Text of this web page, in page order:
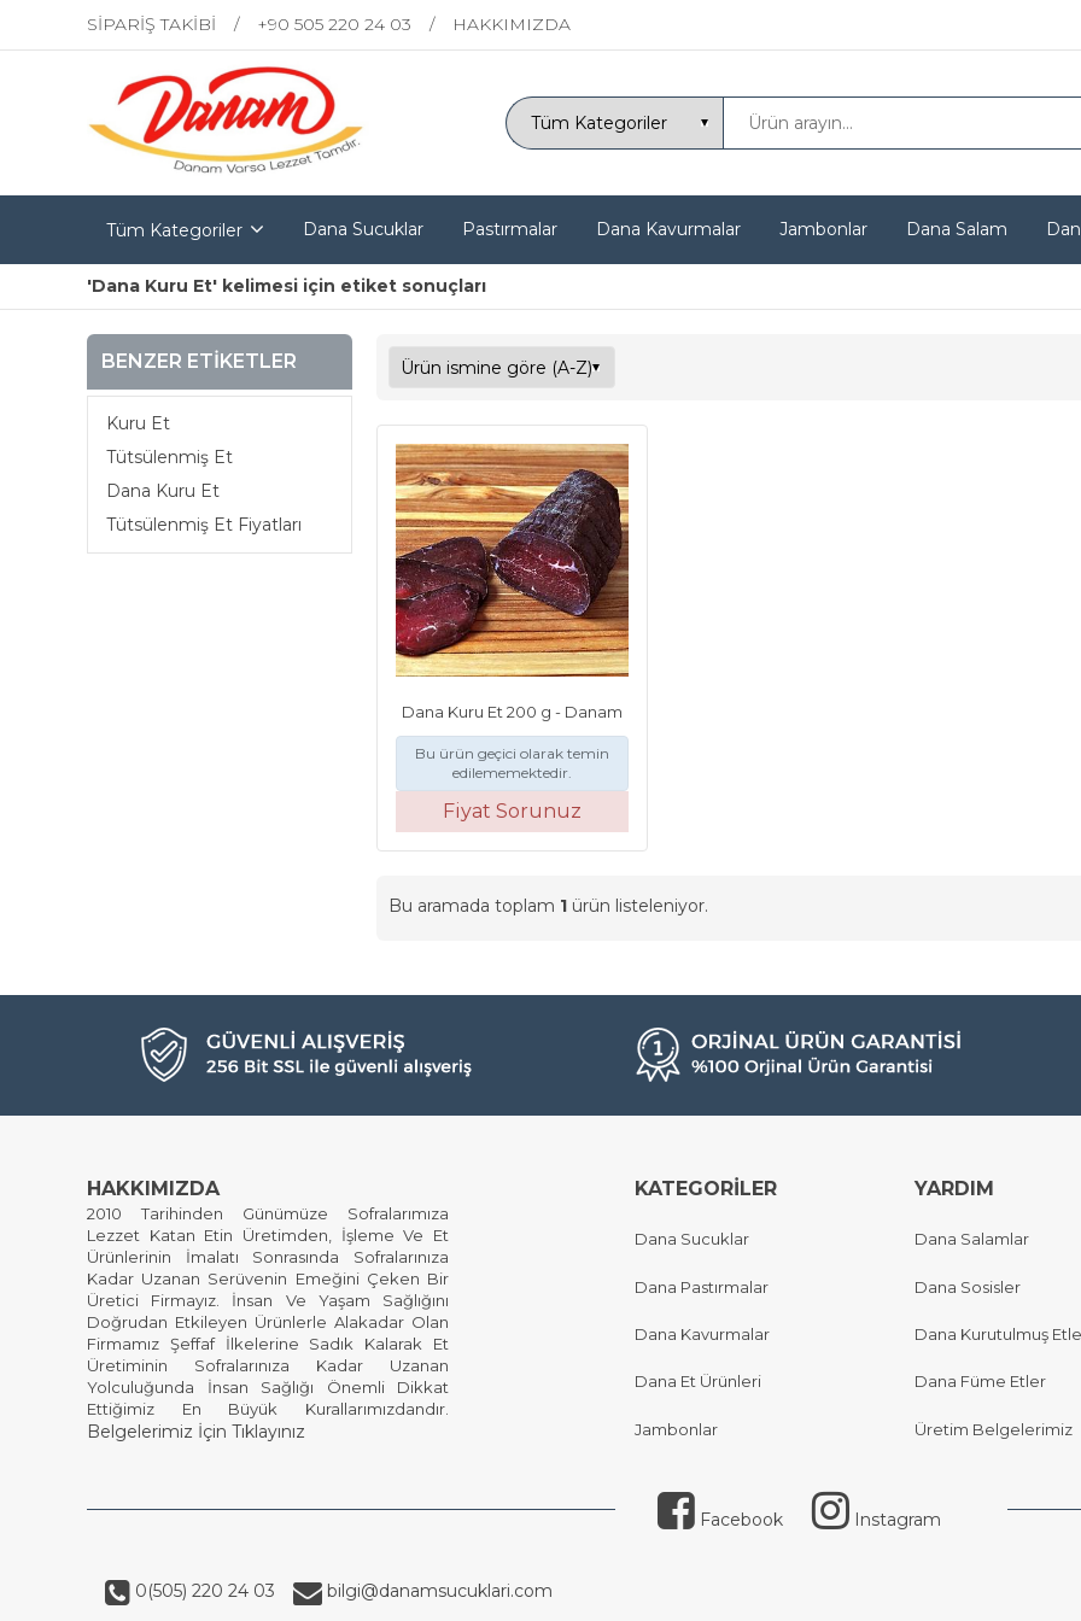
SİPARİŞ TAKİBİ +90 505 220 24 03 HAKKIMIZDA
Tüm Kategoriler Dana Sucuklar Pastırmalar Dana Kavurmalar Jambonlar Dana Salam
'Dana Kuru Et' kelimesi için etiket sonuçları
BENZER ETIKETLER
Kuru Et
Tütsülenmiş Et
Dana Kuru Et
Tütsülenmiş Et Fiyatları
Dana Kuru Et 200 g - Danam
Bu ürün geçici olarak temin
edilememektedir.
Fiyat Sorunuz
Bu aramada toplam 1 ürün listeleniyor.
HAKKIMIZDA
2010 Tarihinden Günümüze Sofralarımıza
Lezzet Katan Etin Üretimden, İşleme Ve Et
Ürünlerinin İmalatı Sonrasında Sofralarınıza
Kadar Uzanan Serüvenin Emeğini Çeken Bir
Üretici Firmayız. İnsan Ve Yaşam Sağlığını
Doğrudan Etkileyen Ürünlerle Alakadar Olan
Firmamız Şeffaf İlkelerine Sadık Kalarak Et
Üretiminin Sofralarınıza Kadar Uzanan
Yolculuğunda İnsan Sağlığı Önemli Dikkat
Ettiğimiz En Büyük Kurallarımızdandır.
Belgelerimiz İçin Tıklayınız
KATEGORİLER
Dana Sucuklar
Dana Pastırmalar
Dana Kavurmalar
Dana Et Ürünleri
Jambonlar
YARDIM
Dana Salamlar
Dana Sosisler
Dana Kurutulmuş
Dana Füme Etler
Üretim Belgelerimiz
Facebook Instagram
0(505) 220 24 03 bilgi@danamsucuklari.com